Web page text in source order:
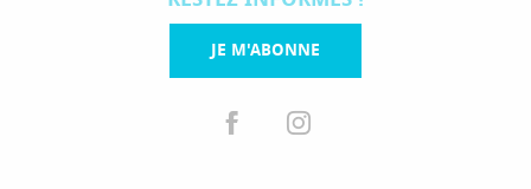
JE M'ABONNE